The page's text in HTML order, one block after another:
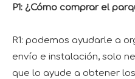
P1: ¿Cómo comprar el
R1: podemos ayudarle a
envío e instalación, solo
que lo ayude a obtener